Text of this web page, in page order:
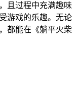
且过程中充满趣味
游戏的乐趣。无论
都能在《躺平火柴